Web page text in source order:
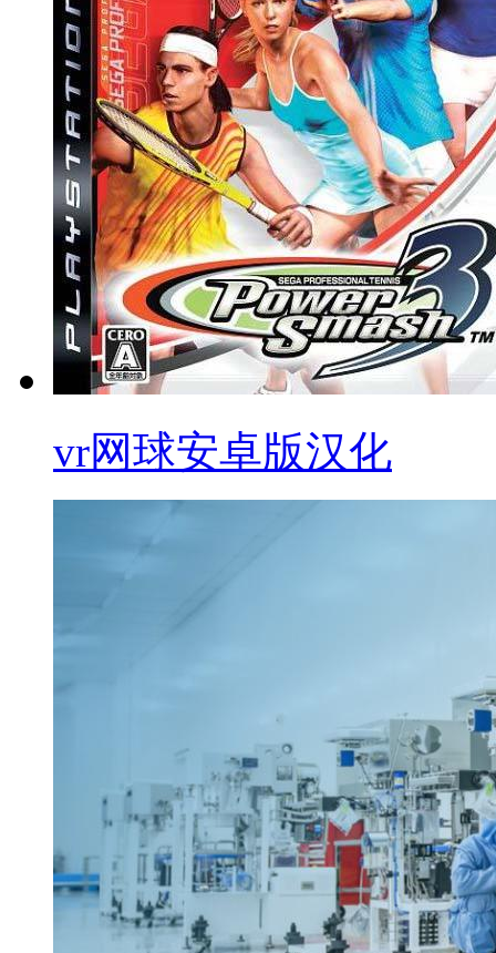
vr网球安卓版汉化